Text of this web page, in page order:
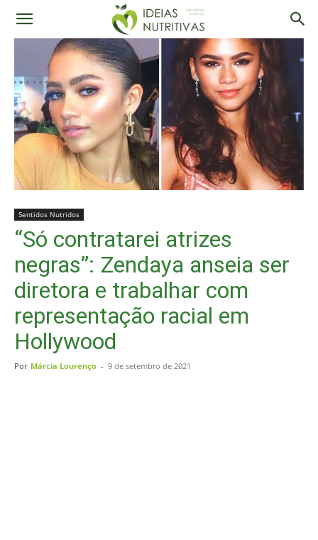
Sentidos Nutridos
“Só contratarei atrizes
negras”: Zendaya anseia ser
diretora e trabalhar com
representação racial em
Hollywood
Por Márcia Lourenço - 9 de setembro de 2021